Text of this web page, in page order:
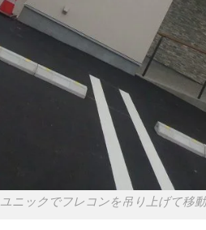
ユニックでフレコンを吊り上げて移